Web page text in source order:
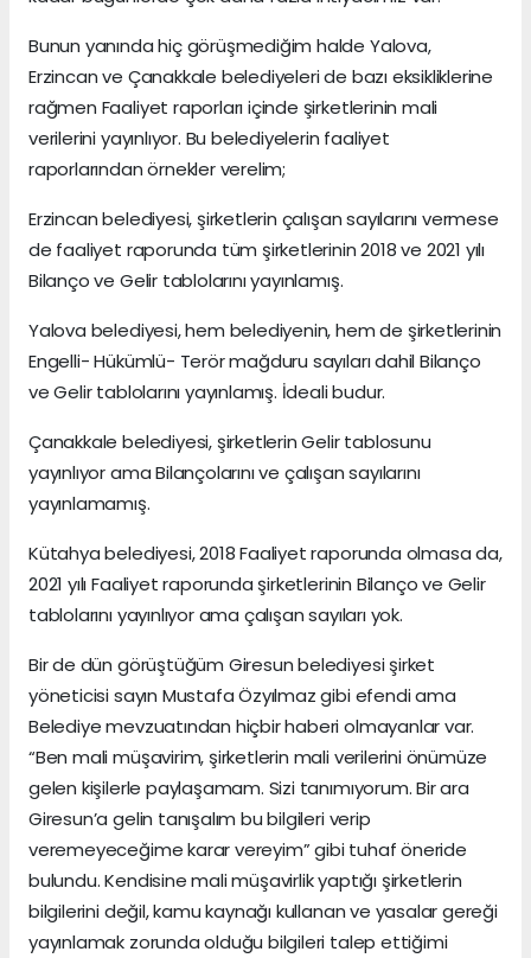
Bunun yanında hiç görüşmediğim halde Yalova,
Erzincan ve Çanakkale belediyeleri de bazı eksikliklerine
rağmen Faaliyet raporları içinde şirketlerinin mali
verilerini yayınlıyor. Bu belediyelerin faaliyet
raporlarından örnekler verelim;
Erzincan belediyesi, şirketlerin çalışan sayılarını vermese
de faaliyet raporunda tüm şirketlerinin 2018 ve 2021 yılı
Bilanço ve Gelir tablolarını yayınlamış.
Yalova belediyesi, hem belediyenin, hem de şirketlerinin
Engelli- Hükümlü- Terör mağduru sayıları dahil Bilanço
ve Gelir tablolarını yayınlamış. İdeali budur.
Çanakkale belediyesi, şirketlerin Gelir tablosunu
yayınlıyor ama Bilançolarını ve çalışan sayılarını
yayınlamamış.
Kütahya belediyesi, 2018 Faaliyet raporunda olmasa da,
2021 yılı Faaliyet raporunda şirketlerinin Bilanço ve Gelir
tablolarını yayınlıyor ama çalışan sayıları yok.
Bir de dün görüştüğüm Giresun belediyesi şirket
yöneticisi sayın Mustafa Özyılmaz gibi efendi ama
Belediye mevzuatından hiçbir haberi olmayanlar var.
“Ben mali müşavirim, şirketlerin mali verilerini önümüze
gelen kişilerle paylaşamam. Sizi tanımıyorum. Bir ara
Giresun’a gelin tanışalım bu bilgileri verip
veremeyeceğime karar vereyim” gibi tuhaf öneride
bulundu. Kendisine mali müşavirlik yaptığı şirketlerin
bilgilerini değil, kamu kaynağı kullanan ve yasalar gereği
yayınlamak zorunda olduğu bilgileri talep ettiğimi